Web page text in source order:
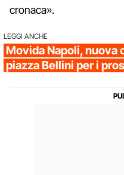
cronaca».
LEGGI ANCHE
Movida Napoli, nuova
piazza Bellini per i